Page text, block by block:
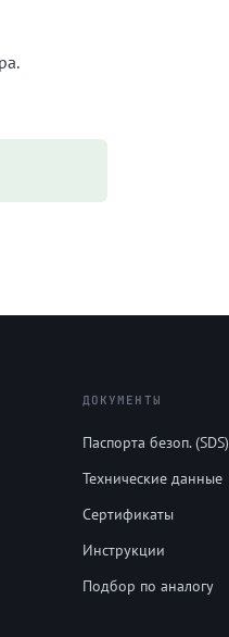
ДОКУМЕНТЫ
Паспорта безоп. (SDS)
Технические данные
Сертификаты
Инструкции
Подбор по аналогу